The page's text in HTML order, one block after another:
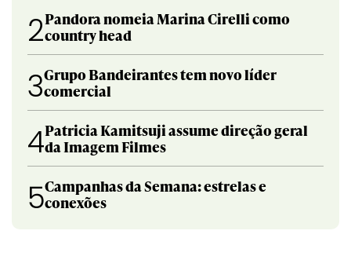
2Pandora nomeia Marina Cirelli como
country head
3Grupo Bandeirantes tem novo líder
comercial
4Patricia Kamitsuji assume direção geral
da Imagem Filmes
5Campanhas da Semana: estrelas e
conexões